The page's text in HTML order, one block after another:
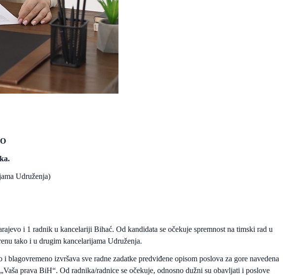
Udruženja)
i 1 radnik u kancelariji Bihać. Od kandidata se očekuje spremnost na timski rad u
tako i u drugim kancelarijama Udruženja.
izvršava sve radne zadatke predviđene opisom poslova za gore navedena
prava BiH“. Od radnika/radnice se očekuje, odnosno dužni su obavljati i poslove